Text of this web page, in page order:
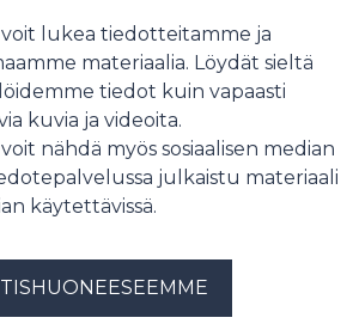
arviointi ja oikealle ammattilaiselle
lukea tiedotteitamme ja
materiaalia. Löydät sieltä
tiedot kuin vapaasti
kuvia ja videoita.
nähdä myös sosiaalisen median
julkaistu materiaali
käytettävissä.